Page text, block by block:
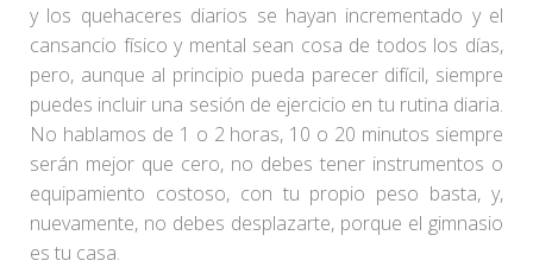
y los quehaceres diarios se hayan incrementado y el
cansancio físico y mental sean cosa de todos los días,
pero, aunque al principio pueda parecer difícil, siempre
puedes incluir una sesión de ejercicio en tu rutina diaria.
No hablamos de 1 o 2 horas, 10 o 20 minutos siempre
serán mejor que cero, no debes tener instrumentos o
equipamiento costoso, con tu propio peso basta, y,
nuevamente, no debes desplazarte, porque el gimnasio
es tu casa.